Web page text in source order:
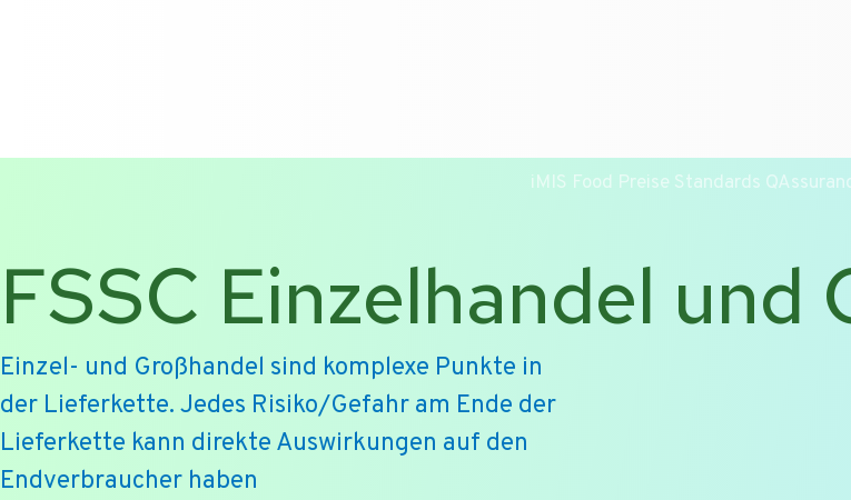
iMIS Food Preise Standards
FSSC Einzelhandel und
Einzel- und Großhandel sind komplexe Punkte in
der Lieferkette. Jedes Risiko/Gefahr am Ende der
Lieferkette kann direkte Auswirkungen auf den
Endverbraucher haben